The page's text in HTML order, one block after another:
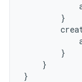
}
}
}
}